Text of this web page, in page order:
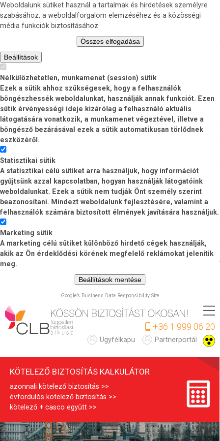
Weboldalunk sütiket használ a tartalmak és hirdetések személyre
szabásához, a weboldalforgalom elemzéséhez és a közösségi
média funkciók biztosításához.
Összes elfogadása
Beállítások
Nélkülözhetetlen, munkamenet (session) sütik
Ezek a sütik ahhoz szükségesek, hogy a felhasználók
böngészhessék weboldalunkat, használják annak funkciót. Ezen
sütik érvényességi ideje kizárólag a felhasználó aktuális
látogatására vonatkozik, a munkamenet végeztével, illetve a
böngésző bezárásával ezek a sütik automatikusan törlődnek
eszközéről.
Statisztikai sütik
A statisztikai célú sütiket arra használjuk, hogy információt
gyűjtsünk azzal kapcsolatban, hogyan használják látogatóink
weboldalunkat. Ezek a sütik nem tudják Önt személy szerint
beazonosítani. Mindezt weboldalunk fejlesztésére, valamint a
felhasználók számára biztosított élmények javítására használjuk.
Marketing sütik
A marketing célú sütiket különböző hirdető cégek használják,
akik az Ön érdeklődési körének megfelelő reklámokat jelenítik
meg.
Beállítások mentése
Google’s Business Data Responsibility Site
Ugrás
a
tartalomra
ö
e
e
+36 1 999 06 20
Partnerportál
Ügyfélkapu
KÖTELEZŐ BIZTOSÍTÁS KALKULÁTOR
azonnali kötelező biztosítás
évfordulós kötelező biztosítás
kötelező + casco együtt